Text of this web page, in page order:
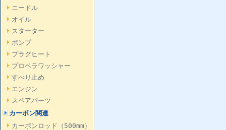
ニードル
オイル
スターター
ポンプ
プラグヒート
プロペラワッシャー
すべり止め
エンジン
スペアパーツ
カーボン関連
カーボンロッド（500mm）